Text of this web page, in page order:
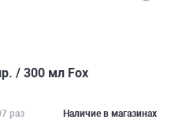
/ 300 мл Fox
раз Наличие в магазинах